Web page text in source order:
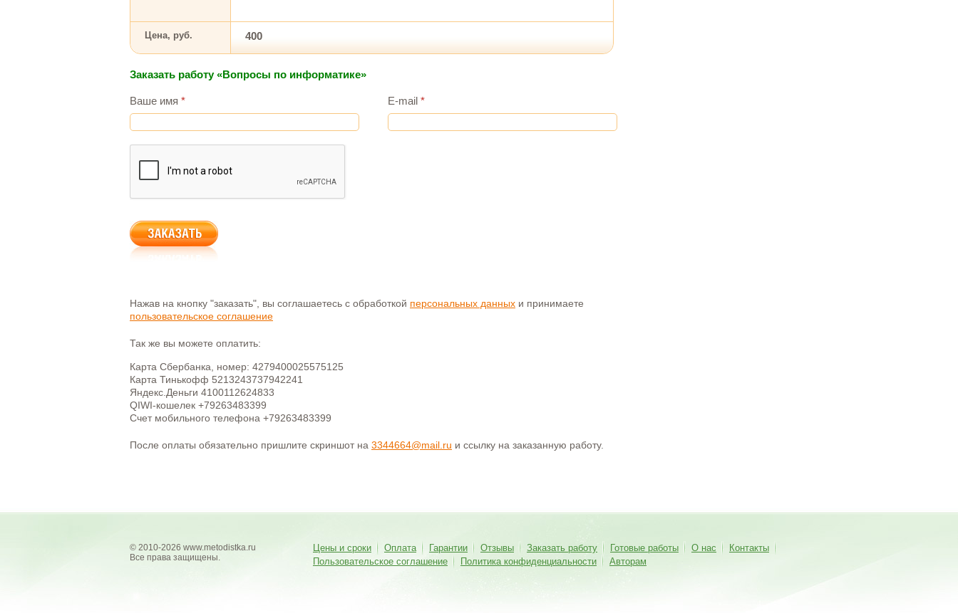
Цена, руб. 400
Заказать работу «Вопросы по информатике»
Ваше имя * E-mail *
Нажав на кнопку "заказать", вы соглашаетесь с обработкой персональных данных и принимаете
пользовательское соглашение
Так же вы можете оплатить:
Карта Сбербанка, номер: 4279400025575125
Карта Тинькофф 5213243737942241
Яндекс.Деньги 4100112624833
QIWI-кошелек +79263483399
Счет мобильного телефона +79263483399
После оплаты обязательно пришлите скриншот на 3344664@mail.ru и ссылку на заказанную работу.
© 2010-2026 www.metodistka.ru
Все права защищены.
Цены и сроки Оплата Гарантии Отзывы Заказать работу Готовые работы О нас
Контакты
Пользовательское соглашение
Политика конфиденциальности Авторам